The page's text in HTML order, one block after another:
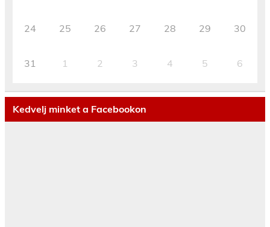
24 25 26 27 28 29 30
31 1 2 3 4 5 6
Kedvelj minket a Facebookon